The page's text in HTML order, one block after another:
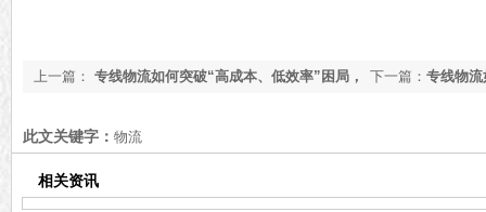
下一篇： 专线物
上一篇： 专线物流如何突破“高成本、低效率”困局，
此文关键字： 物流
相关资讯